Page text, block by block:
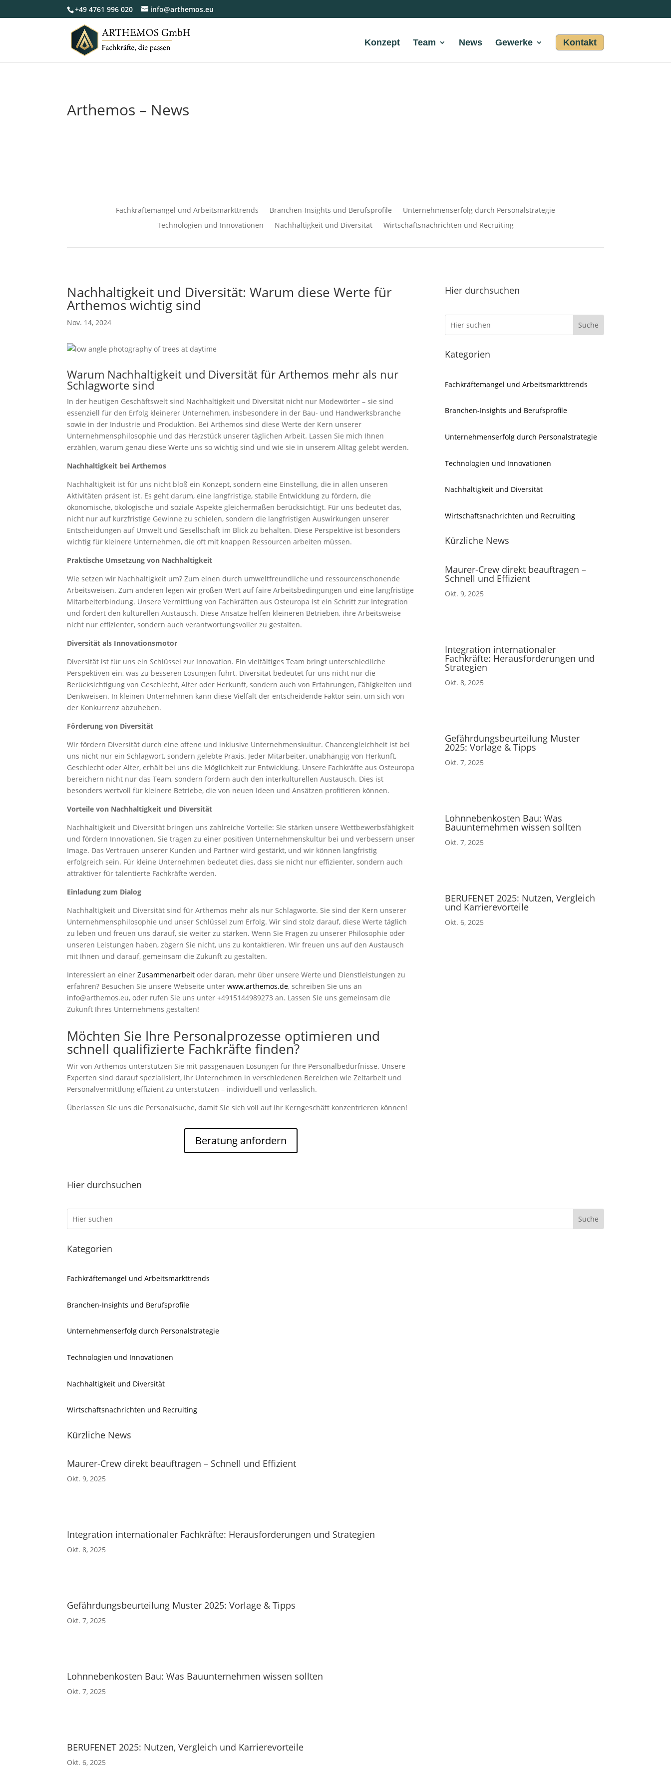
+49 4761 996 020 info@arthemos.eu
Konzept Team News Gewerke Kontakt
Arthemos – News
Fachkräftemangel und Arbeitsmarkttrends Branchen-Insights und Berufsprofile
Unternehmenserfolg durch Personalstrategie
Technologien und Innovationen
Nachhaltigkeit und Diversität Wirtschaftsnachrichten und Recruiting
Nachhaltigkeit und Diversität: Warum diese Werte für
Arthemos wichtig sind
Nov. 14, 2024
Warum Nachhaltigkeit und Diversität für Arthemos mehr als nur
Schlagworte sind
In der heutigen Geschäftswelt sind Nachhaltigkeit und Diversität nicht nur Modewörter – sie sind
essenziell für den Erfolg kleinerer Unternehmen, insbesondere in der Bau- und Handwerksbranche
sowie in der Industrie und Produktion. Bei Arthemos sind diese Werte der Kern unserer
Unternehmensphilosophie und das Herzstück unserer täglichen Arbeit. Lassen Sie mich Ihnen
erzählen, warum genau diese Werte uns so wichtig sind und wie sie in unserem Alltag gelebt werden.
Nachhaltigkeit bei Arthemos
Nachhaltigkeit ist für uns nicht bloß ein Konzept, sondern eine Einstellung, die in allen unseren
Aktivitäten präsent ist. Es geht darum, eine langfristige, stabile Entwicklung zu fördern, die
ökonomische, ökologische und soziale Aspekte gleichermaßen berücksichtigt. Für uns bedeutet das,
nicht nur auf kurzfristige Gewinne zu schielen, sondern die langfristigen Auswirkungen unserer
Entscheidungen auf Umwelt und Gesellschaft im Blick zu behalten. Diese Perspektive ist besonders
wichtig für kleinere Unternehmen, die oft mit knappen Ressourcen arbeiten müssen.
Praktische Umsetzung von Nachhaltigkeit
Wie setzen wir Nachhaltigkeit um? Zum einen durch umweltfreundliche und ressourcenschonende
Arbeitsweisen. Zum anderen legen wir großen Wert auf faire Arbeitsbedingungen und eine langfristige
Mitarbeiterbindung. Unsere Vermittlung von Fachkräften aus Osteuropa ist ein Schritt zur Integration
und fördert den kulturellen Austausch. Diese Ansätze helfen kleineren Betrieben, ihre Arbeitsweise
nicht nur effizienter, sondern auch verantwortungsvoller zu gestalten.
Diversität als Innovationsmotor
Diversität ist für uns ein Schlüssel zur Innovation. Ein vielfältiges Team bringt unterschiedliche
Perspektiven ein, was zu besseren Lösungen führt. Diversität bedeutet für uns nicht nur die
Berücksichtigung von Geschlecht, Alter oder Herkunft, sondern auch von Erfahrungen, Fähigkeiten und
Denkweisen. In kleinen Unternehmen kann diese Vielfalt der entscheidende Faktor sein, um sich von
der Konkurrenz abzuheben.
Förderung von Diversität
Wir fördern Diversität durch eine offene und inklusive Unternehmenskultur. Chancengleichheit ist bei
uns nicht nur ein Schlagwort, sondern gelebte Praxis. Jeder Mitarbeiter, unabhängig von Herkunft,
Geschlecht oder Alter, erhält bei uns die Möglichkeit zur Entwicklung. Unsere Fachkräfte aus Osteuropa
bereichern nicht nur das Team, sondern fördern auch den interkulturellen Austausch. Dies ist
besonders wertvoll für kleinere Betriebe, die von neuen Ideen und Ansätzen profitieren können.
Vorteile von Nachhaltigkeit und Diversität
Nachhaltigkeit und Diversität bringen uns zahlreiche Vorteile: Sie stärken unsere Wettbewerbsfähigkeit
und fördern Innovationen. Sie tragen zu einer positiven Unternehmenskultur bei und verbessern unser
Image. Das Vertrauen unserer Kunden und Partner wird gestärkt, und wir können langfristig
erfolgreich sein. Für kleine Unternehmen bedeutet dies, dass sie nicht nur effizienter, sondern auch
attraktiver für talentierte Fachkräfte werden.
Einladung zum Dialog
Nachhaltigkeit und Diversität sind für Arthemos mehr als nur Schlagworte. Sie sind der Kern unserer
Unternehmensphilosophie und unser Schlüssel zum Erfolg. Wir sind stolz darauf, diese Werte täglich
zu leben und freuen uns darauf, sie weiter zu stärken. Wenn Sie Fragen zu unserer Philosophie oder
unseren Leistungen haben, zögern Sie nicht, uns zu kontaktieren. Wir freuen uns auf den Austausch
mit Ihnen und darauf, gemeinsam die Zukunft zu gestalten.
Interessiert an einerZusammenarbeit oder daran, mehr über unsere Werte und Dienstleistungen zu
erfahren? Besuchen Sie unsere Webseite unterwww.arthemos.de, schreiben Sie uns an
info@arthemos.eu, oder rufen Sie uns unter +4915144989273 an. Lassen Sie uns gemeinsam die
Zukunft Ihres Unternehmens gestalten!
Möchten Sie Ihre Personalprozesse optimieren und
schnell qualifizierte Fachkräfte finden?
Wir von Arthemos unterstützen Sie mit passgenauen Lösungen für Ihre Personalbedürfnisse. Unsere
Experten sind darauf spezialisiert, Ihr Unternehmen in verschiedenen Bereichen wie Zeitarbeit und
Personalvermittlung effizient zu unterstützen – individuell und verlässlich.
Überlassen Sie uns die Personalsuche, damit Sie sich voll auf Ihr Kerngeschäft konzentrieren können!
Beratung anfordern
Hier durchsuchen
Kategorien
Fachkräftemangel und Arbeitsmarkttrends
Branchen-Insights und Berufsprofile
Unternehmenserfolg durch Personalstrategie
Technologien und Innovationen
Nachhaltigkeit und Diversität
Wirtschaftsnachrichten und Recruiting
Kürzliche News
Maurer-Crew direkt beauftragen –
Schnell und Effizient
Okt. 9, 2025
Integration internationaler
Fachkräfte: Herausforderungen und
Strategien
Okt. 8, 2025
Gefährdungsbeurteilung Muster
2025: Vorlage & Tipps
Okt. 7, 2025
Lohnnebenkosten Bau: Was
Bauunternehmen wissen sollten
Okt. 7, 2025
BERUFENET 2025: Nutzen, Vergleich
und Karrierevorteile
Okt. 6, 2025
Hier durchsuchen
Kategorien
Fachkräftemangel und Arbeitsmarkttrends
Branchen-Insights und Berufsprofile
Unternehmenserfolg durch Personalstrategie
Technologien und Innovationen
Nachhaltigkeit und Diversität
Wirtschaftsnachrichten und Recruiting
Kürzliche News
Maurer-Crew direkt beauftragen – Schnell und Effizient
Okt. 9, 2025
Integration internationaler Fachkräfte: Herausforderungen und Strategien
Okt. 8, 2025
Gefährdungsbeurteilung Muster 2025: Vorlage & Tipps
Okt. 7, 2025
Lohnnebenkosten Bau: Was Bauunternehmen wissen sollten
Okt. 7, 2025
BERUFENET 2025: Nutzen, Vergleich und Karrierevorteile
Okt. 6, 2025